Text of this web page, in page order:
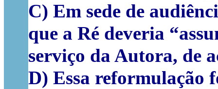
C) Em sede de
que a Ré deveria
serviço da Autora, de
D) Essa reformulação